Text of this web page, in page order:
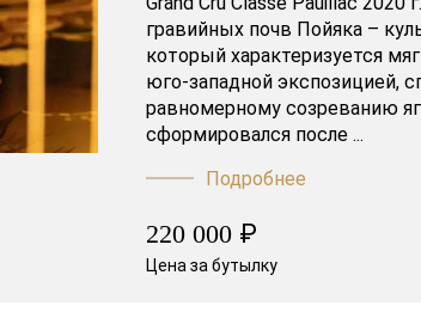
гравийных почв Пойяка –
который характеризуется
юго-западной экспозицией,
равномерному созреванию
сформировался после ...
Подробнее
220 000 ₽
Цена за бутылку